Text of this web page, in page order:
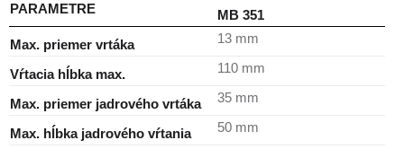
PARAMETRE MB 351
Max. priemer vrtáka 13 mm
Vŕtacia hĺbka max. 110 mm
Max. priemer jadrového vrtáka 35 mm
Max. hĺbka jadrového vŕtania 50 mm